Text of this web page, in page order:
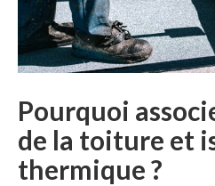
Pourquoi
de la toiture et
thermique ?